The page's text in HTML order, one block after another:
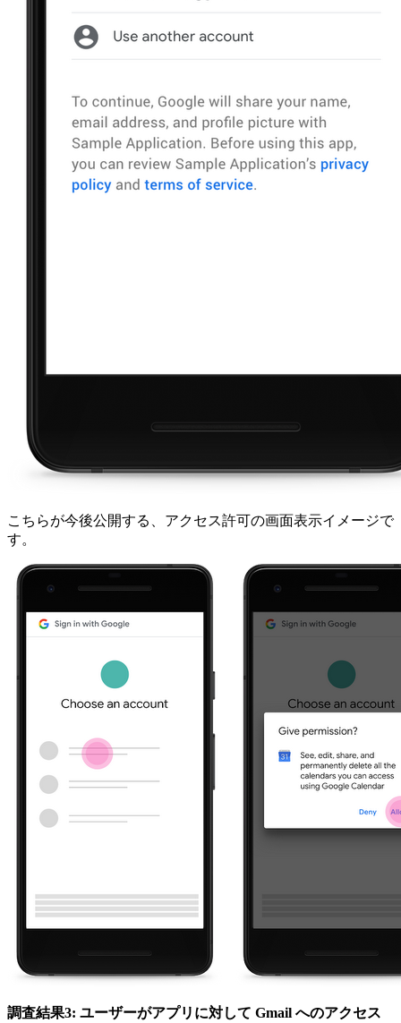
こちらが今後公開する、アクセス許可の画面表示イメージで
す。
調査結果3: ユーザーがアプリに対して Gmail へのアクセス